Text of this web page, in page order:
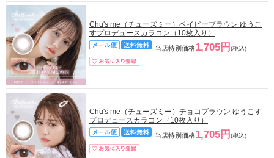
Chu's me（チューズミー）ベイビーブラウン ゆうこ
すプロデュースカラコン（10枚入り）
当店特別価格1,705円 (税込)
Chu's me（チューズミー）チョコブラウン ゆうこす
プロデュースカラコン（10枚入り）
当店特別価格1,705円 (税込)